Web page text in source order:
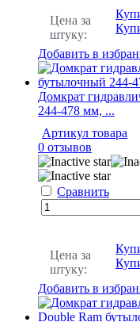
Цена за
штуку:
Добавить в
Домкрат
244-478 мм, ...
Артикул товара
0 отзывов
Сравнить
Цена за
штуку:
Добавить в